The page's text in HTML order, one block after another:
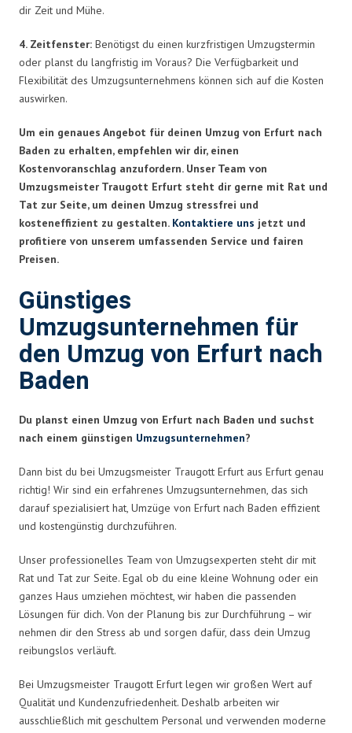
dir Zeit und Mühe.
4. Zeitfenster: Benötigst du einen kurzfristigen Umzugstermin
oder planst du langfristig im Voraus? Die Verfügbarkeit und
Flexibilität des Umzugsunternehmens können sich auf die Kosten
auswirken.
Um ein genaues Angebot für deinen Umzug von Erfurt nach
Baden zu erhalten, empfehlen wir dir, einen
Kostenvoranschlag anzufordern. Unser Team von
Umzugsmeister Traugott Erfurt steht dir gerne mit Rat und
Tat zur Seite, um deinen Umzug stressfrei und
kosteneffizient zu gestalten. Kontaktiere uns jetzt und
profitiere von unserem umfassenden Service und fairen
Preisen.
Günstiges
Umzugsunternehmen für
den Umzug von Erfurt nach
Baden
Du planst einen Umzug von Erfurt nach Baden und suchst
nach einem günstigen Umzugsunternehmen?
Dann bist du bei Umzugsmeister Traugott Erfurt aus Erfurt genau
richtig! Wir sind ein erfahrenes Umzugsunternehmen, das sich
darauf spezialisiert hat, Umzüge von Erfurt nach Baden effizient
und kostengünstig durchzuführen.
Unser professionelles Team von Umzugsexperten steht dir mit
Rat und Tat zur Seite. Egal ob du eine kleine Wohnung oder ein
ganzes Haus umziehen möchtest, wir haben die passenden
Lösungen für dich. Von der Planung bis zur Durchführung – wir
nehmen dir den Stress ab und sorgen dafür, dass dein Umzug
reibungslos verläuft.
Bei Umzugsmeister Traugott Erfurt legen wir großen Wert auf
Qualität und Kundenzufriedenheit. Deshalb arbeiten wir
ausschließlich mit geschultem Personal und verwenden moderne